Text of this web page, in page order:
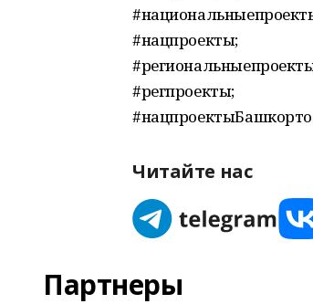
#нацпроекты;
#регпроекты;
Читайте нас
Партнеры